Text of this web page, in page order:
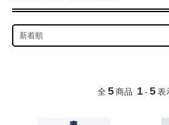
全 5 商品 1 - 5 表